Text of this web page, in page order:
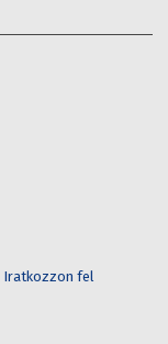
Iratkozzon fel